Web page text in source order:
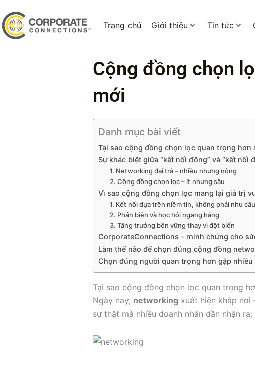
Trang chủ Giới thiệu Tin tức
Cộng đồng chọn
mới
Danh mục bài viết
Tại sao cộng đồng chọn lọc quan trọng hơn
Sự khác biệt giữa “kết nối đông” và “kết nối
1. Networking đại trà – nhiều nhưng nông
2. Cộng đồng chọn lọc – ít nhưng sâu
Vì sao cộng đồng chọn lọc mang lại giá trị
1. Kết nối dựa trên niềm tin, không phải nhu cầu
2. Phản biện và học hỏi ngang hàng
3. Tăng trưởng bền vững thay vì đột biến
CorporateConnections – minh chứng cho
Làm thế nào để chọn đúng cộng đồng
Chọn đúng người quan trọng hơn gặp nhiều
Tại sao cộng đồng chọn lọc quan trọng
Ngày nay, networking xuất hiện khắp
sự thật mà nhiều doanh nhân dần nhận